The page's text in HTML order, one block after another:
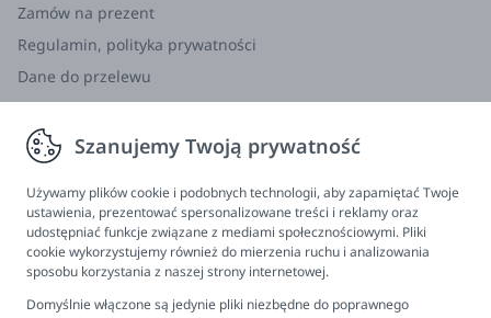
Zamów na prezent
Regulamin, polityka prywatności
Dane do przelewu
Zwroty, wymiana, reklamacja
Informacje
Program lojalnościowy
FAQ - najczęściej zadawane pytania
Newsletter
Szanujemy Twoją prywatność
Używamy plików cookie i podobnych technologii, aby zapamiętać Twoje
ustawienia, prezentować spersonalizowane treści i reklamy oraz
udostępniać funkcje związane z mediami społecznościowymi. Pliki
cookie wykorzystujemy również do mierzenia ruchu i analizowania
sposobu korzystania z naszej strony internetowej.
Domyślnie włączone są jedynie pliki niezbędne do poprawnego